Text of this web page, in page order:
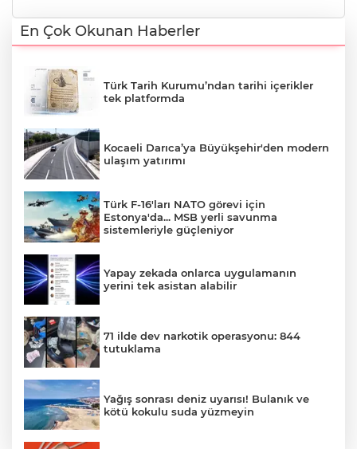
En Çok Okunan Haberler
Türk Tarih Kurumu’ndan tarihi içerikler
tek platformda
Kocaeli Darıca’ya Büyükşehir'den modern
ulaşım yatırımı
Türk F-16'ları NATO görevi için
Estonya'da... MSB yerli savunma
sistemleriyle güçleniyor
Yapay zekada onlarca uygulamanın
yerini tek asistan alabilir
71 ilde dev narkotik operasyonu: 844
tutuklama
Yağış sonrası deniz uyarısı! Bulanık ve
kötü kokulu suda yüzmeyin